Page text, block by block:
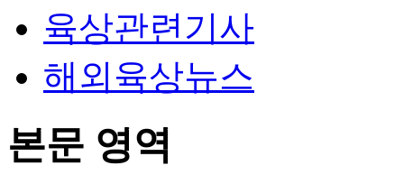
육상관련기사
해외육상뉴스
본문 영역